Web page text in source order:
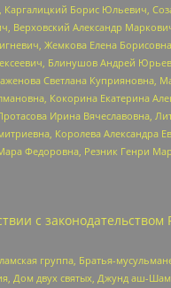
Борис Юльевич,
Верховский Александр
Жемкова Елена
Блинушов Андрей
Светлана Куприяновна,
Кокорина Екатерина
Ирина Вячеславовна,
Королева Александра
Федоровна, Резник Генри
с законодательством
группа, Братья-
Дом двух святых, Джунд аш-